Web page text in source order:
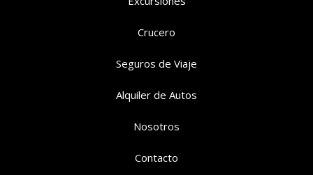
Crucero
Seguros de Viaje
Alquiler de Autos
Nosotros
Contacto